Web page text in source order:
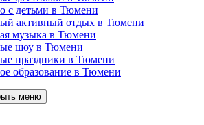
с детьми в Тюмени
активный отдых в Тюмени
музыка в Тюмени
шоу в Тюмени
праздники в Тюмени
образование в Тюмени
меню